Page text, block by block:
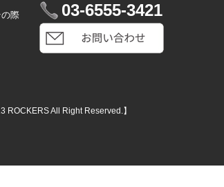
際
03-6555-3421
ROCKERS All Right Reserved.】